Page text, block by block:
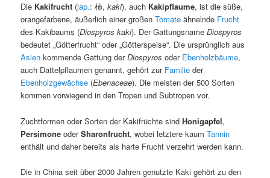
Die Kakifrucht (jap.:柿,kaki), auch Kakipflaume, ist die süße,
orangefarbene, äußerlich einer großenTomate ähnelnde Frucht
des Kakibaums (Diospyros kaki). Der GattungsnameDiospyros
bedeutet „Götterfrucht“ oder „Götterspeise“. Die ursprünglich aus
Asien kommende Gattung derDiospyros oder Ebenholzbäume,
auch Dattelpflaumen genannt, gehört zur Familie der
Ebenholzgewächse (Ebenaceae). Die meisten der 500 Sorten
kommen vorwiegend in den Tropen und Subtropen vor.
Zuchtformen oder Sorten der Kakifrüchte sindHonigapfel,
Persimone oderSharonfrucht, wobei letztere kaumTannin
enthält und daher bereits als harte Frucht verzehrt werden kann.
Die in China seit über 2000 Jahren genutzte Kaki gehört zu den